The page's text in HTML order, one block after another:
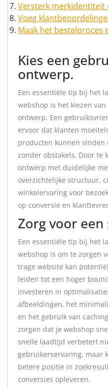
Versterk merkidentiteit
Voeg
Maak het bestelproces
Kies een
ontwerp.
Een essentiële tip bij het
webshop is het kiezen
ontwerp. Een
ervoor dat klanten
producten kunnen vinden
zonder obstakels. Door te
ontwerp met duidelijke
overzichtelijke structuur,
winkelervaring voor
op conversie en
Zorg voor
Een essentiële tip bij het
webshop is om te zorgen
trage website kan
leiden tot een hoger
investeren in
afbeeldingen, het
en het gebruik van
zorgen dat je webshop
snelle laadtijd verbetert
gebruikerservaring, maar
betere positie in
conversies opleveren.